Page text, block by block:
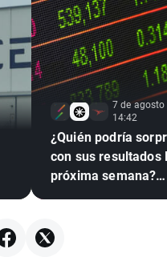
7 de agosto
14:42
¿Quién podría
con sus resultados
próxima semana?